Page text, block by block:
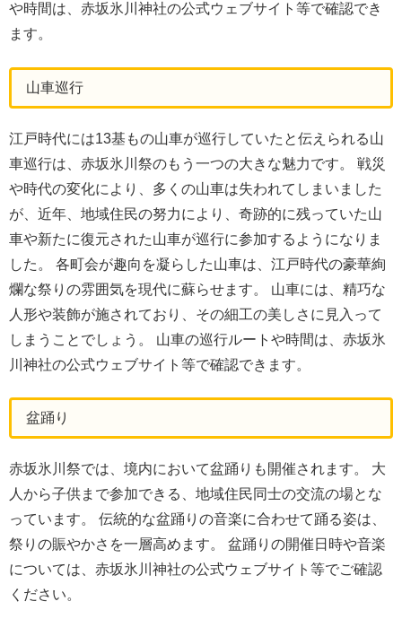
や時間は、赤坂氷川神社の公式ウェブサイト等で確認でき
ます。
山車巡行
江戸時代には13基もの山車が巡行していたと伝えられる山
車巡行は、赤坂氷川祭のもう一つの大きな魅力です。 戦災
や時代の変化により、多くの山車は失われてしまいました
が、近年、地域住民の努力により、奇跡的に残っていた山
車や新たに復元された山車が巡行に参加するようになりま
した。 各町会が趣向を凝らした山車は、江戸時代の豪華絢
爛な祭りの雰囲気を現代に蘇らせます。 山車には、精巧な
人形や装飾が施されており、その細工の美しさに見入って
しまうことでしょう。 山車の巡行ルートや時間は、赤坂氷
川神社の公式ウェブサイト等で確認できます。
盆踊り
赤坂氷川祭では、境内において盆踊りも開催されます。 大
人から子供まで参加できる、地域住民同士の交流の場とな
っています。 伝統的な盆踊りの音楽に合わせて踊る姿は、
祭りの賑やかさを一層高めます。 盆踊りの開催日時や音楽
については、赤坂氷川神社の公式ウェブサイト等でご確認
ください。